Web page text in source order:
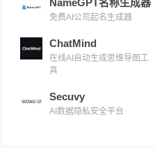
NameGPT名称生成器
免费AI公司起名生成器
ChatMind
在线AI自动生成思维导图工
具
Secuvy
AI数据隐私安全平台